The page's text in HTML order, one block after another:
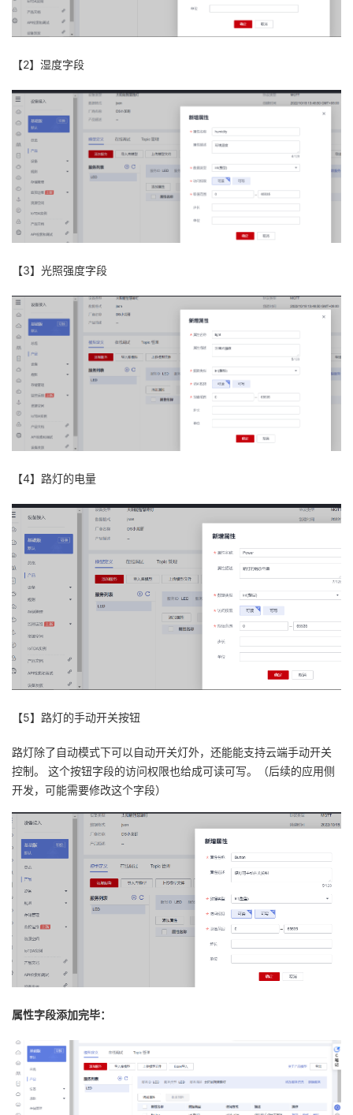
【2】湿度字段
【3】光照强度字段
【4】路灯的电量
【5】路灯的手动开关按钮
路灯除了自动模式下可以自动开关灯外，还能能支持云端手动开关
控制。 这个按钮字段的访问权限也给成可读可写。（后续的应用侧
开发，可能需要修改这个字段）
属性字段添加完毕：